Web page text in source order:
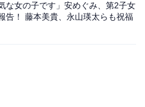
な女の子です」安めぐみ、第2子女
告！ 藤本美貴、永山瑛太らも祝福